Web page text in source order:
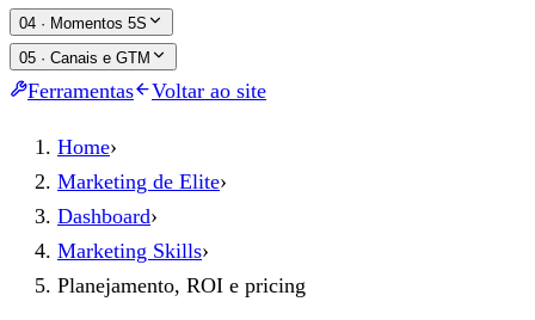
04 · Momentos 5S
05 · Canais e GTM
Ferramentas Voltar ao site
Home›
Marketing de Elite›
Dashboard›
Marketing Skills›
Planejamento, ROI e pricing